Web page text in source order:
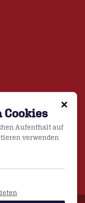
Aufenthalt auf
verwenden